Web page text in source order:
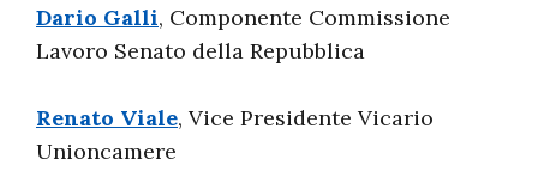
Dario Galli, Componente Commissione
Lavoro Senato della Repubblica
Renato Viale, Vice Presidente Vicario
Unioncamere